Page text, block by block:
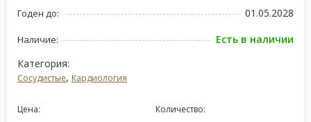
Годен до: 01.05.2028
Наличие:
Есть в наличии
Категория:
Сосудистые, Кардиология
Цена: Количество: